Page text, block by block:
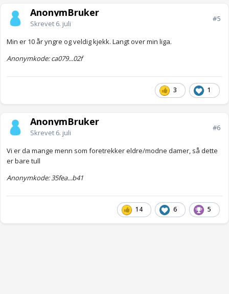
AnonymBruker
Skrevet 6. juli
#5
Min er 10 år yngre og veldig kjekk. Langt over min liga.
Anonymkode: ca079...02f
3 1
AnonymBruker
Skrevet 6. juli
#6
Vi er da mange menn som foretrekker eldre/modne damer, så dette
er bare tull
Anonymkode: 35fea...b41
14 6 5